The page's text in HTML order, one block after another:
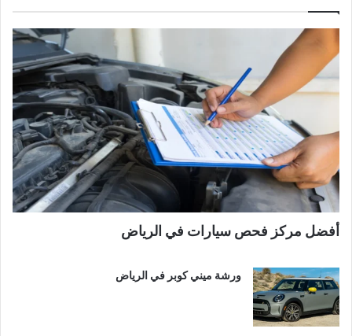
أفضل مركز فحص سيارات في الرياض
ورشة ميني كوبر في الرياض